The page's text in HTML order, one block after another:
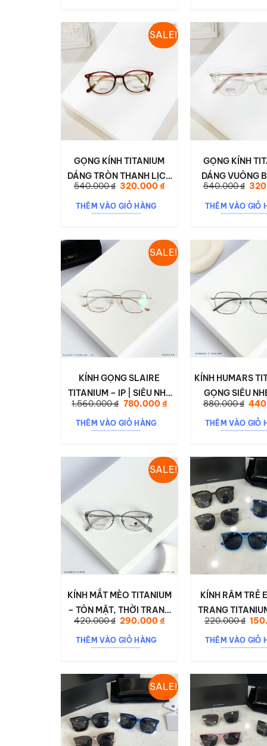
SALE!
GỌNG KÍNH TITANIUM
DÁNG TRÒN THANH LỊCH
– NHẸ ÊM, DỄ ĐEO MỖI
NGÀY | ANESSA 8216
540.000₫ Giá
là:
540.000 ₫.
320.000₫Giá
THÊM VÀO GIỎ HÀNG
GỌNG KÍNH
DÁNG VUÔNG
THANH LỊCH –
ĐEO MỖI NGÀY |
540.000₫ Giá
là:
THÊM VÀO GIỎ
SALE!
KÍNH GỌNG SLAIRE
TITANIUM – IP | SIÊU NHẸ
– SIÊU BỀN – SANG
TRỌNG – TÔN DÁNG MẶT
1.560.000₫ Giá
là:
1.560.000 ₫.
780.000₫Giá
THÊM VÀO GIỎ HÀNG
KÍNH HUMARS
GỌNG SIÊU
BỀN, ĐEO CẢ
KHÔNG MỎI
880.000₫ Giá
là:
THÊM VÀO GIỎ
SALE!
KÍNH MẮT MÈO TITANIUM
– TÔN MẶT, THỜI TRANG
6636
420.000₫ Giá
là:
420.000 ₫.
290.000₫Giá
THÊM VÀO GIỎ HÀNG
KÍNH RÂM TRẺ
TRANG
DESON
220.000₫ Giá
là:
THÊM VÀO GIỎ
SALE!